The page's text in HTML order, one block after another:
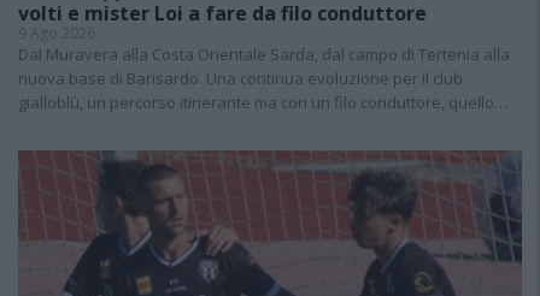
volti e mister Loi a fare da filo conduttore
9 Ago 2026
Dal Muravera alla Costa Orientale Sarda, dal campo di Tertenia alla
nuova base di Barisardo. Una continua evoluzione per il club
gialloblù, un percorso itinerante ma con un filo conduttore, quello…